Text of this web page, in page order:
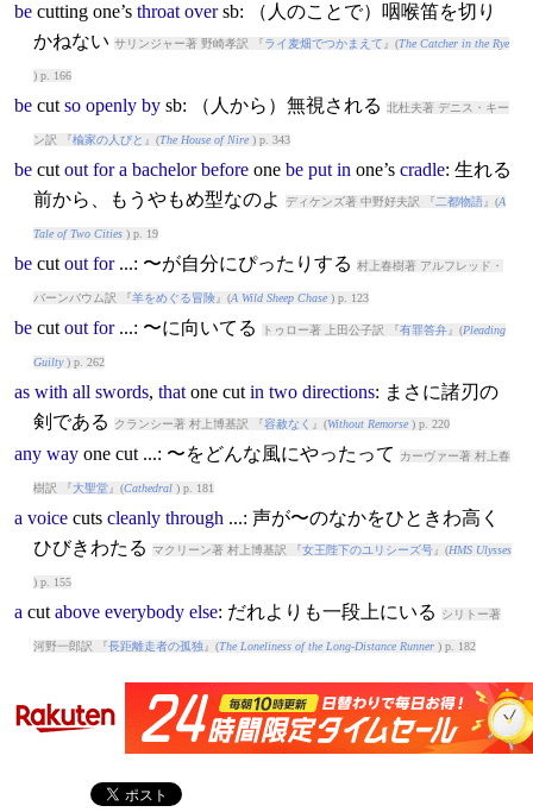
be cutting one’s throat oversb: （人のことで）咽喉笛を切り
かねない サリンジャー著 野崎孝訳 『 ライ麦畑でつかまえて 』(The Catcher in the Rye
) p. 166
be cut so openly bysb: （人から）無視される 北杜夫著 デニス・キー
ン訳 『楡家の人びと 』(The House of Nire) p. 343
be cut out for a bachelor beforeone be put inone’s cradle: 生れる
前から、もうやもめ型なのよ
ディケンズ著 中野好夫訳 『二都物語』(A
Tale of Two Cities) p. 19
be cut out for...: 〜が自分にぴったりする 村上春樹著 アルフレッド・
バーンバウム訳 『羊をめぐる冒険』(A Wild Sheep Chase) p. 123
be cut out for...: 〜に向いてる トゥロー著 上田公子訳 『有罪答弁』(Pleading
Guilty) p. 262
as with all swords, thatone cut in two directions: まさに諸刃の
剣である
クランシー著 村上博基訳 『容赦なく 』(Without Remorse) p. 220
any wayone cut...: 〜をどんな風にやったって カーヴァー著 村上春
樹訳 『 大聖堂』(Cathedral) p. 181
a voice cuts cleanly through...: 声が〜のなかをひときわ高く
ひびきわたる
マクリーン著 村上博基訳 『女王陛下のユリシーズ号』(HMS Ulysses
) p. 155
a cut above everybody else: だれよりも一段上にいる シリトー著
河野一郎訳 『長距離走者の孤独』(The Loneliness of the Long-Distance Runner) p. 182